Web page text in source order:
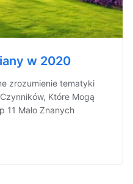
w 2020
zrozumienie tematyki
Które Mogą
11 Mało Znanych